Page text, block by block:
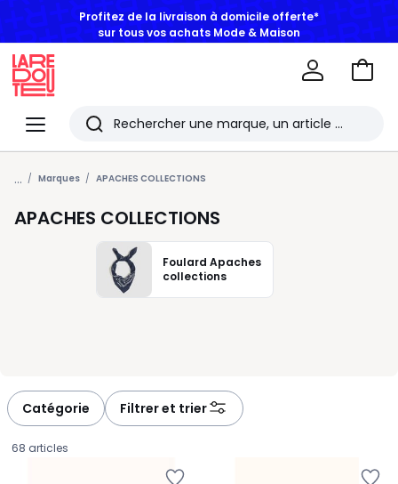
Menu
Redoute
Rechercher
Les
derniers
articles
consultés
Aller
... Marques APACHES COLLECTIONS
APACHES COLLECTIONS
Foulard Apaches
collections
Catégorie Filtrer et trier
68 articles